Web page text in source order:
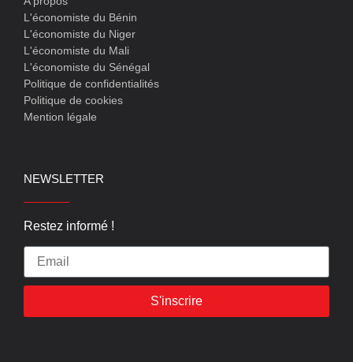
L'économiste du Bénin
L'économiste du Niger
L'économiste du Mali
L'économiste du Sénégal
Politique de confidentialités
Politique de cookies
Mention légale
NEWSLETTER
Restez informé !
S'inscrire